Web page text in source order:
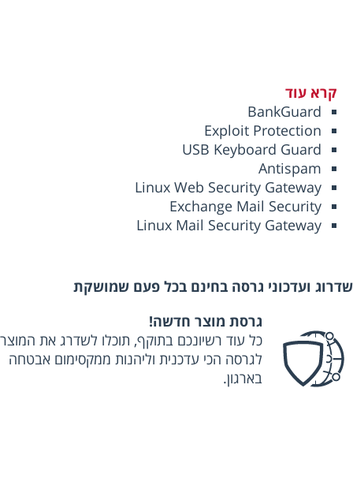
קרא עוד
BankGuard
Exploit Protection
USB Keyboard Guard
Antispam
Linux Web Security Gateway
Exchange Mail Security
Linux Mail Security Gateway
ועדכוני גרסה בחינם בכל פעם שמושקת
גרסת מוצר חדשה!
כל עוד רשיונכם בתוקף, תוכלו לשדרג את המוצר
לגרסה הכי עדכנית וליהנות ממקסימום אבטחה
בארגון.